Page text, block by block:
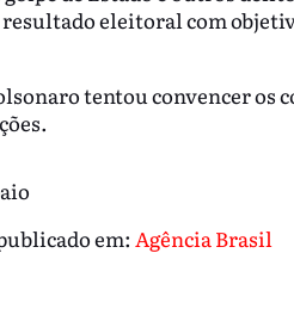
eleitoral com
tentou convencer
em: Agência Brasil